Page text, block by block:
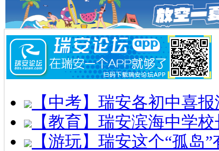
【中考】瑞安各初中喜
【教育】瑞安滨海中学
【游玩】瑞安这个“孤岛